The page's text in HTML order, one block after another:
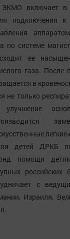
включает в
подключения
по системе
ее
газа. После
в
не только
детей ДРКБ
помощи
российских
с
Израиля,